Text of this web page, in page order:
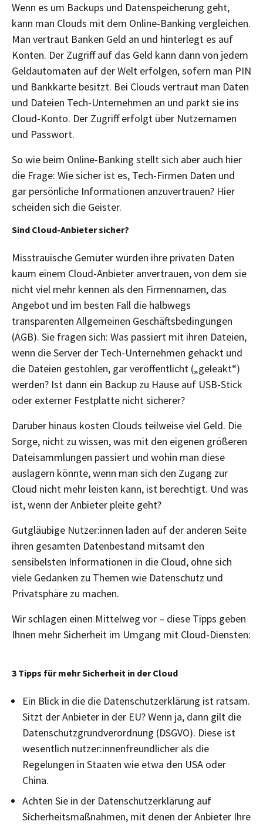
Wenn es um Backups und Datenspeicherung geht,
kann man Clouds mit dem Online-Banking vergleichen.
Man vertraut Banken Geld an und hinterlegt es auf
Konten. Der Zugriff auf das Geld kann dann von jedem
Geldautomaten auf der Welt erfolgen, sofern man PIN
und Bankkarte besitzt. Bei Clouds vertraut man Daten
und Dateien Tech-Unternehmen an und parkt sie ins
Cloud-Konto. Der Zugriff erfolgt über Nutzernamen
und Passwort.
So wie beim Online-Banking stellt sich aber auch hier
die Frage: Wie sicher ist es, Tech-Firmen Daten und
gar persönliche Informationen anzuvertrauen? Hier
scheiden sich die Geister.
Sind Cloud-Anbieter sicher?
Misstrauische Gemüter würden ihre privaten Daten
kaum einem Cloud-Anbieter anvertrauen, von dem sie
nicht viel mehr kennen als den Firmennamen, das
Angebot und im besten Fall die halbwegs
transparenten Allgemeinen Geschäftsbedingungen
(AGB). Sie fragen sich: Was passiert mit ihren Dateien,
wenn die Server der Tech-Unternehmen gehackt und
die Dateien gestohlen, gar veröffentlicht („geleakt“)
werden? Ist dann ein Backup zu Hause auf USB-Stick
oder externer Festplatte nicht sicherer?
Darüber hinaus kosten Clouds teilweise viel Geld. Die
Sorge, nicht zu wissen, was mit den eigenen größeren
Dateisammlungen passiert und wohin man diese
auslagern könnte, wenn man sich den Zugang zur
Cloud nicht mehr leisten kann, ist berechtigt. Und was
ist, wenn der Anbieter pleite geht?
Gutgläubige Nutzer:innen laden auf der anderen Seite
ihren gesamten Datenbestand mitsamt den
sensibelsten Informationen in die Cloud, ohne sich
viele Gedanken zu Themen wie Datenschutz und
Privatsphäre zu machen.
Wir schlagen einen Mittelweg vor – diese Tipps geben
Ihnen mehr Sicherheit im Umgang mit Cloud-Diensten:
3 Tipps für mehr Sicherheit in der Cloud
Ein Blick in die die Datenschutzerklärung ist ratsam.
Sitzt der Anbieter in der EU? Wenn ja, dann gilt die
Datenschutzgrundverordnung (DSGVO). Diese ist
wesentlich nutzer:innenfreundlicher als die
Regelungen in Staaten wie etwa den USA oder
China.
Achten Sie in der Datenschutzerklärung auf
Sicherheitsmaßnahmen, mit denen der Anbieter Ihre